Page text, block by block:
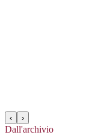
‹ ›
Dall'archivio